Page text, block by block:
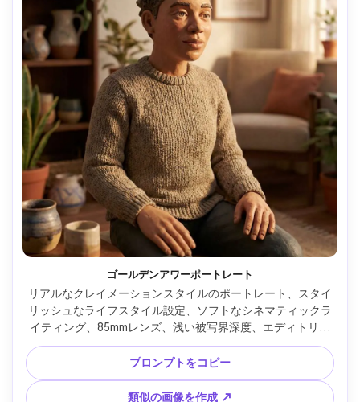
ゴールデンアワーポートレート
リアルなクレイメーションスタイルのポートレート、スタイ
リッシュなライフスタイル設定、ソフトなシネマティックラ
イティング、85mmレンズ、浅い被写界深度、エディトリア
ル構図、自然な肌の質感 --ar 4:5
プロンプトをコピー
類似の画像を作成 ↗